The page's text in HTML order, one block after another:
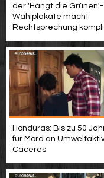
der 'Hängt die Grünen'-
Wahlplakate macht
Rechtsprechung
Honduras: Bis zu 50
für Mord an
Caceres